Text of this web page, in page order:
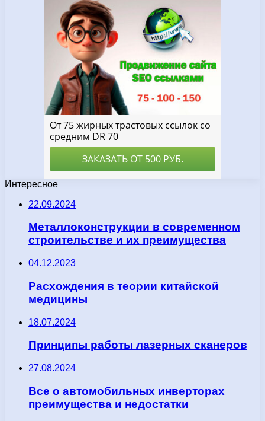
Интересное
22.09.2024
Металлоконструкции в современном
строительстве и их преимущества
04.12.2023
Расхождения в теории китайской
медицины
18.07.2024
Принципы работы лазерных сканеров
27.08.2024
Все о автомобильных инверторах
преимущества и недостатки